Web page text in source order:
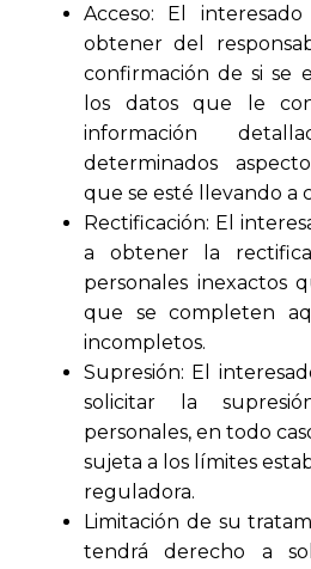
Acceso: El
obtener del
confirmación de si se
los datos que le
información
determinados
que se esté llevando a
Rectificación: El
a obtener la
personales inexactos
que se completen
incompletos.
Supresión: El
solicitar la
personales, en todo
sujeta a los límites
reguladora.
Limitación de su
tendrá derecho a